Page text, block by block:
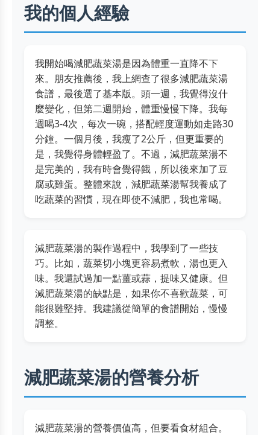
我的個人經驗
我開始喝減肥蔬菜湯是因為體重一直降不下
來。朋友推薦後，我上網查了很多減肥蔬菜湯
食譜，最後選了基本版。頭一週，我覺得沒什
麼變化，但第二週開始，體重慢慢下降。我每
週喝3-4次，每次一碗，搭配輕度運動如走路30
分鐘。一個月後，我瘦了2公斤，但更重要的
是，我覺得身體輕盈了。不過，減肥蔬菜湯不
是完美的，我有時會覺得餓，所以後來加了豆
腐或雞蛋。整體來說，減肥蔬菜湯幫我養成了
吃蔬菜的習慣，現在即使不減肥，我也常喝。
減肥蔬菜湯的製作過程中，我學到了一些技
巧。比如，蔬菜切小塊更容易煮軟，湯也更入
味。我還試過加一點薑或蒜，提味又健康。但
減肥蔬菜湯的缺點是，如果你不喜歡蔬菜，可
能很難堅持。我建議從簡單的食譜開始，慢慢
調整。
減肥蔬菜湯的營養分析
減肥蔬菜湯的營養價值高，但要看食材組合。